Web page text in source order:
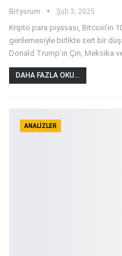
Bityorum Şub 3, 2025
Kripto para piyasası, Bitcoin’in
gerilemesiyle birlikte sert bir
Donald Trump’ın Çin, Meksika
DAHA FAZLA OKU...
ANALIZLER